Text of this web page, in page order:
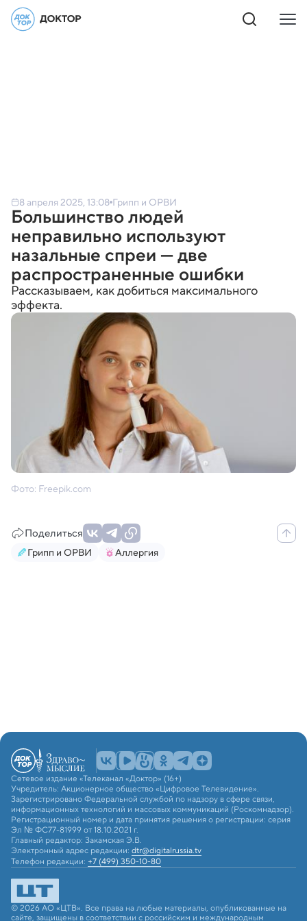
8 апреля 2025, 13:08 Грипп и ОРВИ
Большинство людей
неправильно используют
назальные спреи — две
распространенные ошибки
Рассказываем, как добиться максимального
эффекта.
Фото: Freepik.com
Поделиться
Грипп и ОРВИ Аллергия
Сетевое издание «Телеканал «Доктор» (16+)
Учредитель: Акционерное общество «Цифровое Телевидение».
Зарегистрировано Федеральной службой по надзору в сфере связи,
информационных технологий и массовых коммуникаций (Роскомнадзор).
Регистрационный номер и дата принятия решения о регистрации: серия
Эл № ФС77-81999 от 18.10.2021 г.
Главный редактор: Закамская Э.В.
Электронный адрес редакции: dtr@digitalrussia.tv
Телефон редакции: +7 (499) 350-10-80
© 2026 АО «ЦТВ». Все права на любые материалы, опубликованные на
сайте, защищены в соответствии с российским и международным